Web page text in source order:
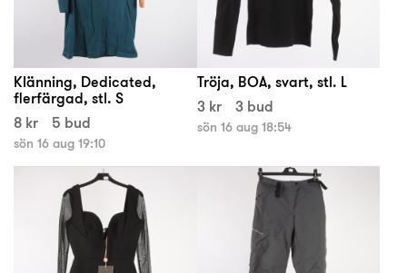
Klänning, Dedicated,
flerfärgad, stl. S
8 kr
5 bud
sön 16 aug 19:10
Tröja, BOA, svart, stl. L
3 kr
3 bud
sön 16 aug 18:54